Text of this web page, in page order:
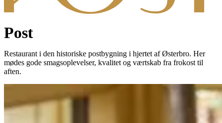
Post
Restaurant i den historiske postbygning i hjertet af Østerbro. Her
mødes gode smagsoplevelser, kvalitet og værtskab fra frokost til
aften.